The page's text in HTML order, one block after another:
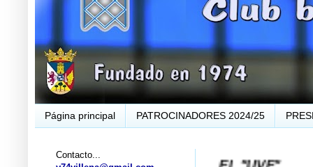
Página principal PATROCINADORES 2024/25
Contacto...